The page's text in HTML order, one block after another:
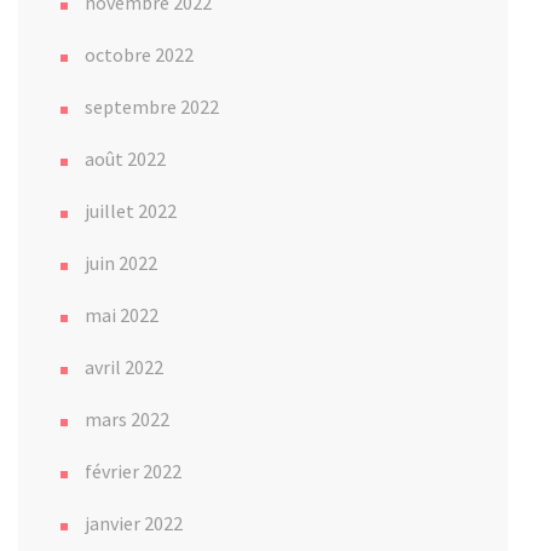
octobre 2022
septembre 2022
août 2022
juillet 2022
juin 2022
mai 2022
avril 2022
mars 2022
février 2022
janvier 2022